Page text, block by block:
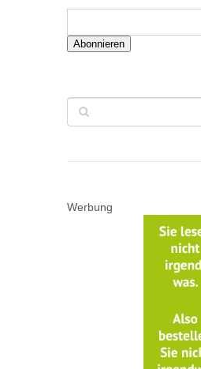
Abonnieren
Werbung